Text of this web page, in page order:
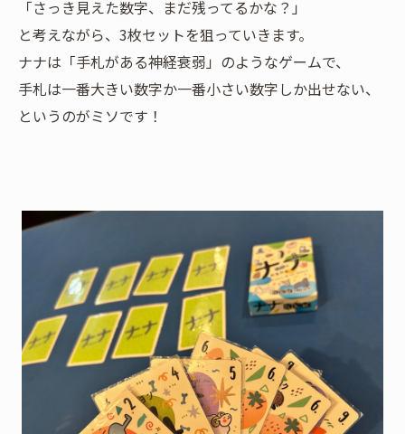
「さっき見えた数字、まだ残ってるかな？」
と考えながら、3枚セットを狙っていきます。
ナナは「手札がある神経衰弱」のようなゲームで、
手札は一番大きい数字か一番小さい数字しか出せない、
というのがミソです！